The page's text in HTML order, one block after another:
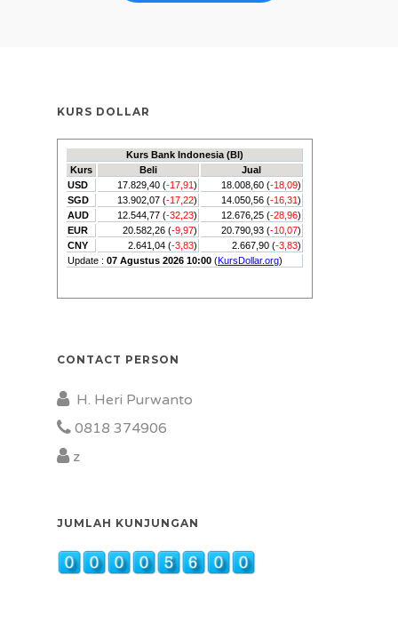
KURS DOLLAR
CONTACT PERSON
H. Heri Purwanto
0818 374906
z
JUMLAH KUNJUNGAN